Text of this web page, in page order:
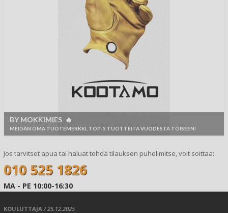
BY MOKKIMIES 🔥
MEIDÄN OMA TUOTEMERKKI, TOP-5 TUOTTEITA VUODESTA TOISEEN!
Jos tarvitset apua tai haluat tehdä tilauksen puhelimitse, voit soittaa:
010 525 1826
MA - PE 10:00-16:30
KOULUTTAJA / 25.12.2025